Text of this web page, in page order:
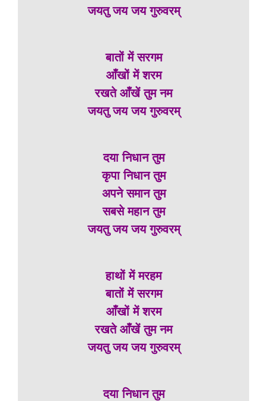
जयतु जय जय गुरुवरम्
बातों में सरगम
आँखों में शरम
रखते आँखें तुम नम
जयतु जय जय गुरुवरम्
दया निधान तुम
कृपा निधान तुम
अपने समान तुम
सबसे महान तुम
जयतु जय जय गुरुवरम्
हाथों में मरहम
बातों में सरगम
आँखों में शरम
रखते आँखें तुम नम
जयतु जय जय गुरुवरम्
दया निधान तुम